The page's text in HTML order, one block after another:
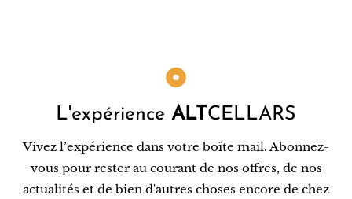
L'expérience ALT CELLARS
Vivez l’expérience dans votre boîte mail. Abonnez-
vous pour rester au courant de nos offres, de nos
actualités et de bien d'autres choses encore de chez